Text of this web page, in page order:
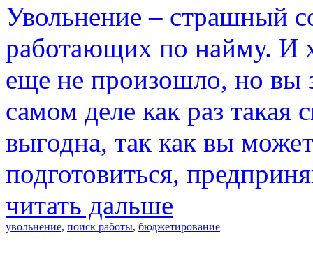
Увольнение – страшный
работающих по найму. И
еще не произошло, но вы
самом деле как раз такая
выгодна, так как вы
подготовиться,
читать дальше
увольнение, поиск работы, бюджетирование